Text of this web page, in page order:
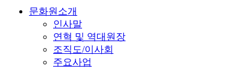
문화원소개
인사말
연혁 및 역대원장
조직도/이사회
주요사업